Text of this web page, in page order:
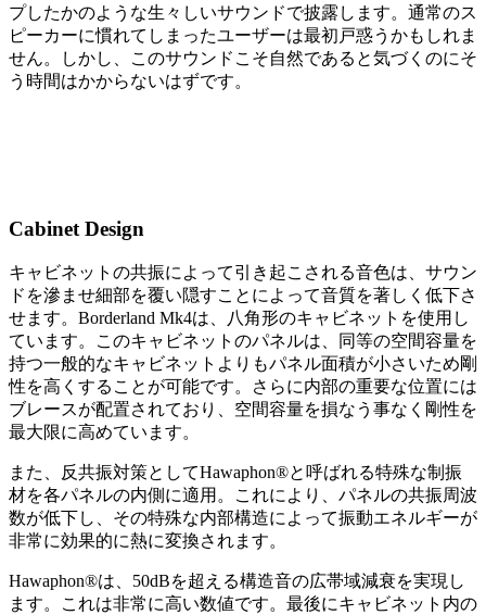
プしたかのような生々しいサウンドで披露します。通常のス
ピーカーに慣れてしまったユーザーは最初戸惑うかもしれま
せん。しかし、このサウンドこそ自然であると気づくのにそ
う時間はかからないはずです。
Cabinet Design
キャビネットの共振によって引き起こされる音色は、サウン
ドを滲ませ細部を覆い隠すことによって音質を著しく低下さ
せます。Borderland Mk4は、八角形のキャビネットを使用し
ています。このキャビネットのパネルは、同等の空間容量を
持つ一般的なキャビネットよりもパネル面積が小さいため剛
性を高くすることが可能です。さらに内部の重要な位置には
ブレースが配置されており、空間容量を損なう事なく剛性を
最大限に高めています。
また、反共振対策としてHawaphon®と呼ばれる特殊な制振
材を各パネルの内側に適用。これにより、パネルの共振周波
数が低下し、その特殊な内部構造によって振動エネルギーが
非常に効果的に熱に変換されます。
Hawaphon®は、50dBを超える構造音の広帯域減衰を実現し
ます。これは非常に高い数値です。最後にキャビネット内の